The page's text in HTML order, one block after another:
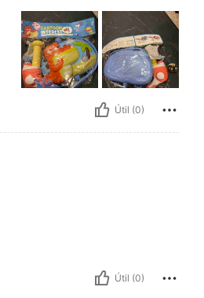
Útil (0)
Útil (0)